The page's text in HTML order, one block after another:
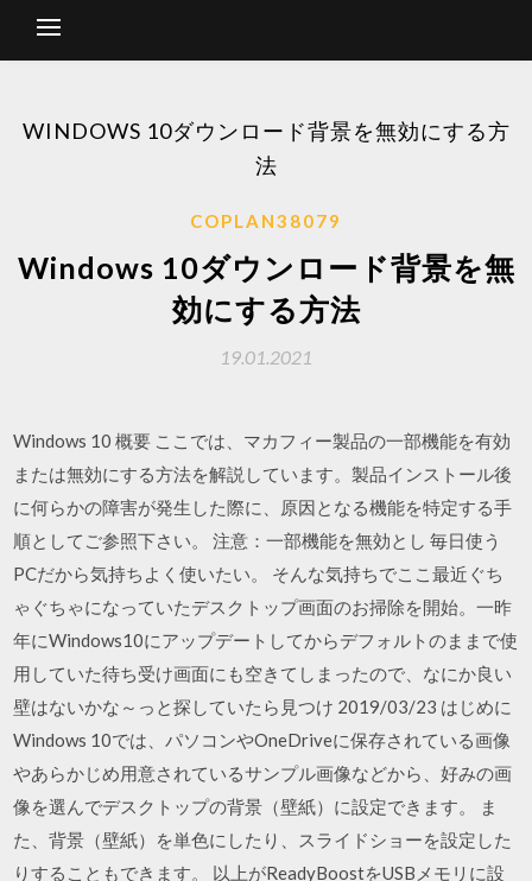
WINDOWS 10ダウンロード背景を無効にする方
法
COPLAN38079
Windows 10ダウンロード背景を無
効にする方法
19.01.2021
Windows 10 概要 ここでは、マカフィー製品の一部機能を有効
または無効にする方法を解説しています。製品インストール後
に何らかの障害が発生した際に、原因となる機能を特定する手
順としてご参照下さい。 注意：一部機能を無効とし 毎日使う
PCだから気持ちよく使いたい。 そんな気持ちでここ最近ぐち
ゃぐちゃになっていたデスクトップ画面のお掃除を開始。一昨
年にWindows10にアップデートしてからデフォルトのままで使
用していた待ち受け画面にも空きてしまったので、なにか良い
壁はないかな～っと探していたら見つけ 2019/03/23 はじめに
Windows 10では、パソコンやOneDriveに保存されている画像
やあらかじめ用意されているサンプル画像などから、好みの画
像を選んでデスクトップの背景（壁紙）に設定できます。 ま
た、背景（壁紙）を単色にしたり、スライドショーを設定した
りすることもできます。 以上がReadyBoostをUSBメモリに設